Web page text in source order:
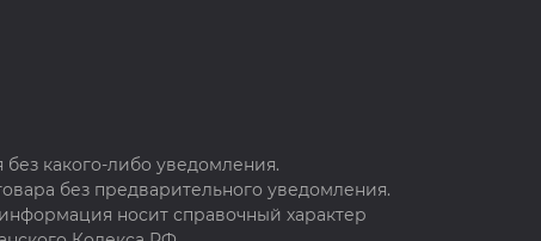
какого-либо уведомления.
без предварительного уведомления.
носит справочный характер